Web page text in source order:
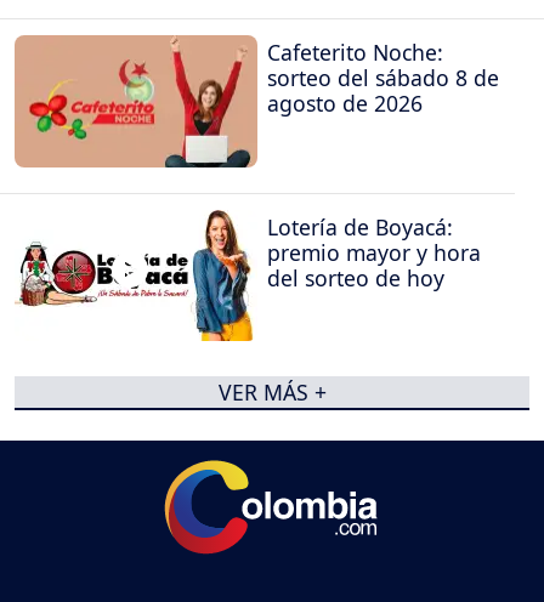
Cafeterito Noche:
sorteo del sábado 8 de
agosto de 2026
Lotería de Boyacá:
premio mayor y hora
del sorteo de hoy
VER MÁS +